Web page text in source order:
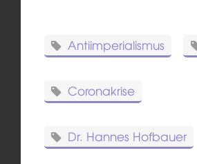
Antiimperialismus
Coronakrise
Dr. Hannes Hofbauer